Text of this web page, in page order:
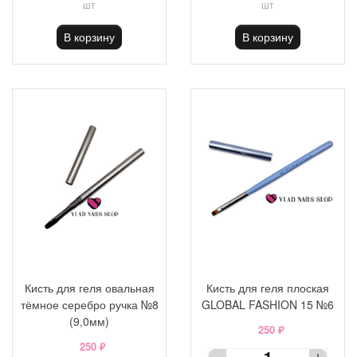
шт
В корзину
шт
В корзину
Кисть для геля овальная
тёмное серебро ручка №8
(9,0мм)
250 ₽
Кисть для геля плоская
GLOBAL FASHION 15 №6
250 ₽